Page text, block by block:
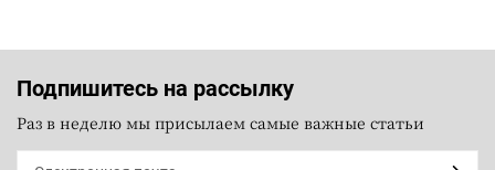
Подпишитесь на рассылку
Раз в неделю мы присылаем самые важные статьи